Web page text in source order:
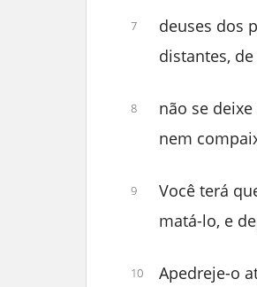
7
deuses dos
distantes,
8
não se
nem
9
Você terá
matá-lo, e
10
Apedreje-o